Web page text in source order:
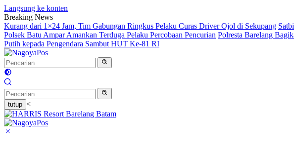
Langsung ke konten
Breaking News
Kurang dari 1×24 Jam, Tim Gabungan Ringkus Pelaku Curas Driver Ojol di Sekupang
Polsek Batu Ampar Amankan Terduga Pelaku Percobaan Pencurian Polresta Barelang
Putih kepada Pengendara Sambut HUT Ke-81 RI
tutup <